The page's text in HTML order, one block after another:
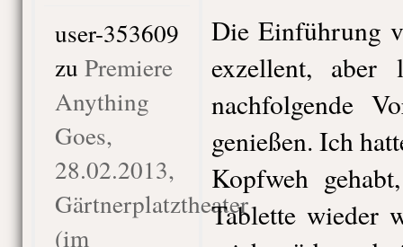
user-353609
zu Premiere
Anything
Goes,
28.02.2013,
Gärtnerplatztheater
(im
Die Einführung
exzellent,
nachfolgende
genießen. Ich
Kopfweh
Tablette wieder